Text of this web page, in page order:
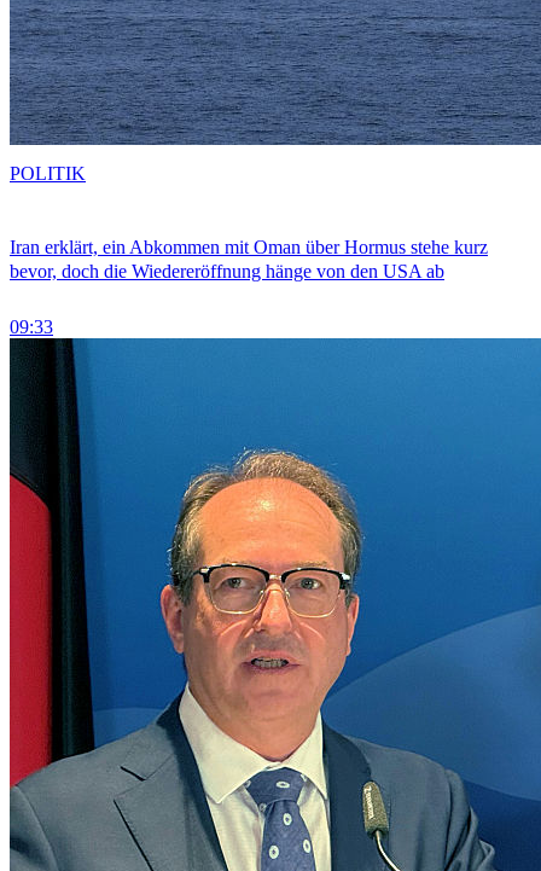
Iran erklärt, ein Abkommen mit Oman über Hormus stehe kurz
bevor, doch die Wiedereröffnung hänge von den USA ab
09:33
POLITIK